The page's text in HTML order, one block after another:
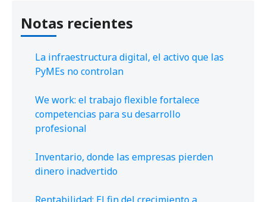
Notas recientes
La infraestructura digital, el activo que las
PyMEs no controlan
We work: el trabajo flexible fortalece
competencias para su desarrollo
profesional
Inventario, donde las empresas pierden
dinero inadvertido